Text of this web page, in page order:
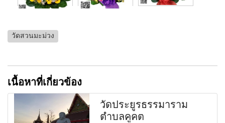
วัดสวนมะม่วง
เนื้อหาที่เกี่ยวข้อง
วัดประยูรธรรมาราม
ตำบลคูคต